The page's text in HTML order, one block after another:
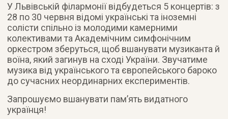
У Львівській філармонії відбудеться 5 концертів: з
28 по 30 червня відомі українські та іноземні
солісти спільно із молодими камерними
колективами та Академічним симфонічним
оркестром зберуться, щоб вшанувати музиканта й
воїна, який загинув на сході України. Звучатиме
музика від українського та європейського бароко
до сучасних неординарних експериментів.
Запрошуємо вшанувати пам’ять видатного
українця!